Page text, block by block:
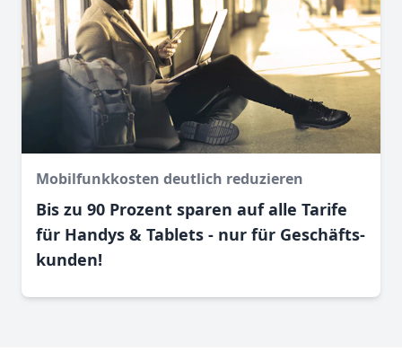
Mobilfunkkosten deutlich reduzieren
Bis zu 90 Prozent sparen auf alle Tarife
für Handys & Tablets - nur für Geschäfts­
kunden!